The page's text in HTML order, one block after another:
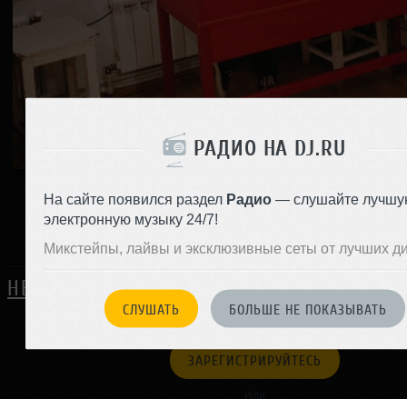
РАДИО НА DJ.RU
На сайте появился раздел Радио — слушайте
электронную музыку 24/7!
Микстейпы, лайвы и эксклюзивные сеты от лучших
СЛУШАТЬ БОЛЬШЕ НЕ ПОКАЗЫВАТЬ
0
Поделиться с друзьями:
НЕТ ОТЗЫВОВ
ЗАРЕГИСТРИРУЙТЕСЬ